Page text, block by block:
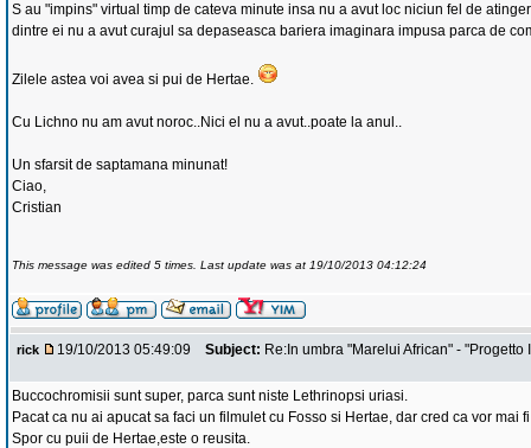
S au "impins" virtual timp de cateva minute insa nu a avut loc niciun fel de
dintre ei nu a avut curajul sa depaseasca bariera imaginara impusa parca de
Zilele astea voi avea si pui de Hertae.
Cu Lichno nu am avut noroc..Nici el nu a avut..poate la anul..
Un sfarsit de saptamana minunat!
Ciao,
Cristian
This message was edited 5 times. Last update was at 19/10/2013 04:12:24
rick 19/10/2013 05:49:09 Subject: Re:In umbra "Marelui African" -
Buccochromisii sunt super, parca sunt niste Lethrinopsi uriasi.
Pacat ca nu ai apucat sa faci un filmulet cu Fosso si Hertae, dar cred ca vor mai
Spor cu puii de Hertae,este o reusita.